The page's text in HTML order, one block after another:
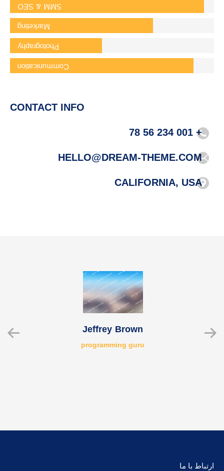
SMM & SEO
Marketing
Photography
Communication
CONTACT INFO
+ 001 234 56 78
HELLO@DREAM-THEME.COM
CALIFORNIA, USA
Jeffrey Brown
programming guru
ارتباط با ما